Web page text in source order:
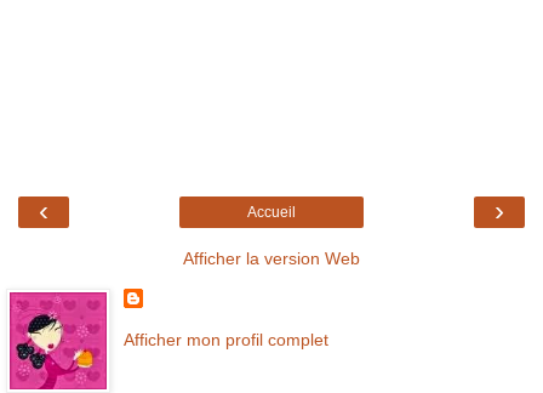
‹ ›
Accueil
Afficher la version Web
Afficher mon profil complet